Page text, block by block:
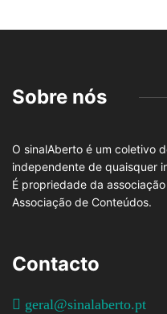
Sobre nós
O sinalAberto é um coletivo
independente de quaisquer
É propriedade da
Associação de Conteúdos.
Contacto
geral@sinalaberto.pt